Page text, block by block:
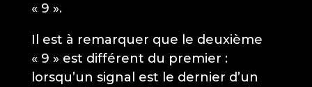
« 9 ».
Il est à remarquer que le deuxième
« 9 » est différent du premier :
lorsqu’un signal est le dernier d’un